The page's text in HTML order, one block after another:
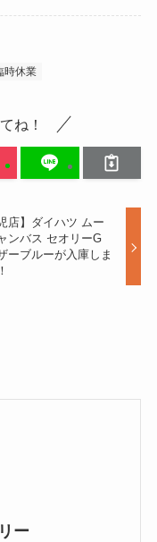
時休業
ね！
店】ダイハツ ムー
ンバス セオリーG
ーブルーが入庫しま
ー